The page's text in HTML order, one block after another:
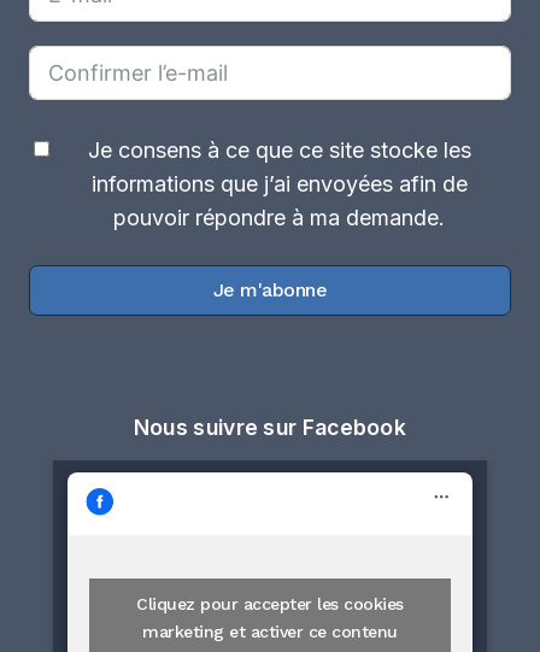
Je consens à ce que ce site stocke les
informations que j’ai envoyées afin de
pouvoir répondre à ma demande.
Je m'abonne
Nous suivre sur Facebook
Cliquez pour accepter les cookies
marketing et activer ce contenu